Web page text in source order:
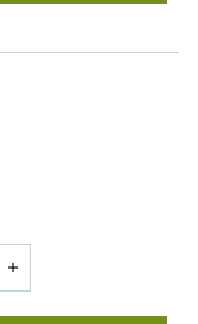
add